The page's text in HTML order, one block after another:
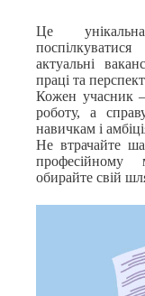
Це
актуальні
праці та
Кожен учасник
роботу, а
навичкам і
Не втрачайте
обирайте свій